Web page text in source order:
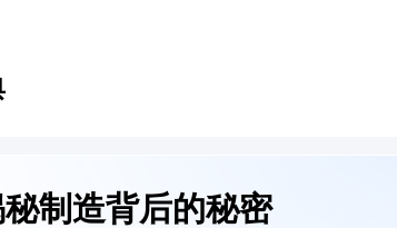
制造背后的秘密